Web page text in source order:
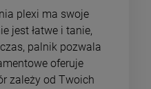
plexi ma swoje
jest łatwe i tanie,
palnik pozwala
oferuje
zależy od Twoich